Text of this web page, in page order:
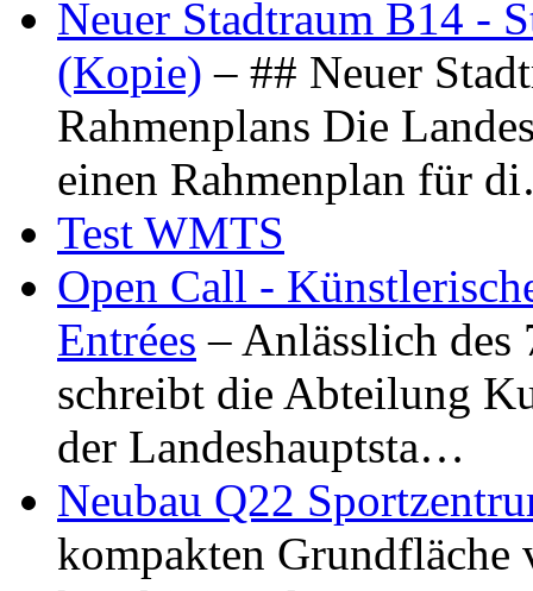
Neuer Stadtraum B14 -
(Kopie) – ## Neuer
Rahmenplans Die
einen Rahmenplan für
Test WMTS
Open Call -
Entrées – Anlässlich
schreibt die Abteilung
der Landeshauptsta…
Neubau Q22
kompakten Grundfläche